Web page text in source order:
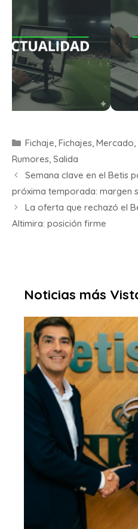
Fichaje, Fichajes, Mercado,
Rumores, Salida
Semana clave en el Betis
próxima temporada: margen
La oferta que rechazó el
Altimira: posición firme
Noticias más